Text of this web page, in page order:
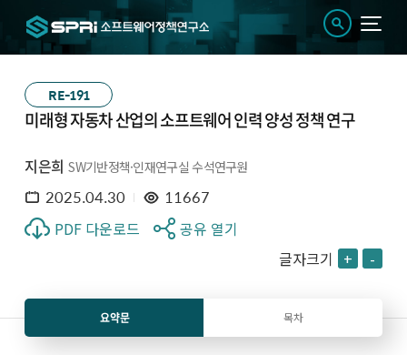
RE-191
미래형 자동차 산업의 소프트웨어 인력 양성 정책 연구
지은희 SW기반정책·인재연구실 수석연구원
2025.04.30 11667
PDF 다운로드
공유 열기
글자크기 + -
요약문 목차